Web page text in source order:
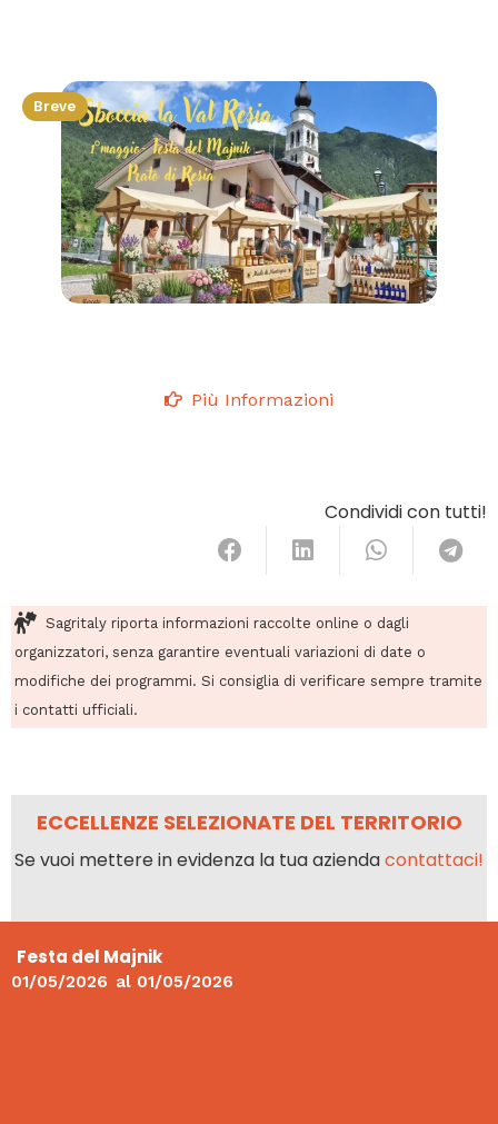
Breve
Più Informazioni
Condividi con tutti!
Sagritaly riporta informazioni raccolte online o dagli
organizzatori, senza garantire eventuali variazioni di date o
modifiche dei programmi. Si consiglia di verificare sempre tramite
i contatti ufficiali.
ECCELLENZE SELEZIONATE DEL TERRITORIO
Se vuoi mettere in evidenza la tua aziendacontattaci!
Festa del Majnik
01/05/2026 al 01/05/2026